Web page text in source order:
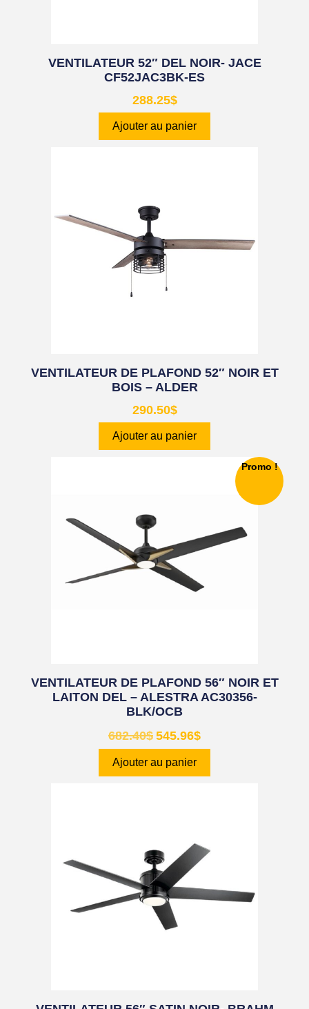
VENTILATEUR 52″ DEL NOIR- JACE
CF52JAC3BK-ES
288.25$
Ajouter au panier
VENTILATEUR DE PLAFOND 52″ NOIR ET
BOIS – ALDER
290.50$
Ajouter au panier
Promo !
VENTILATEUR DE PLAFOND 56″ NOIR ET
LAITON DEL – ALESTRA AC30356-
BLK/OCB
682.40$ 545.96$
Ajouter au panier